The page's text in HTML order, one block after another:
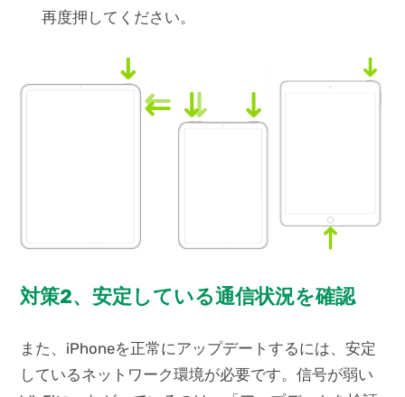
再度押してください。
対策2、安定している通信状況を確認
また、iPhoneを正常にアップデートするには、安定
しているネットワーク環境が必要です。信号が弱い